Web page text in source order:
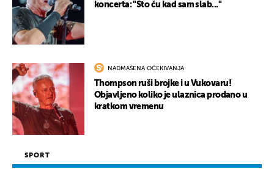
koncerta: "Što ću kad sam slab..."
NADMAŠENA OČEKIVANJA
Thompson ruši brojke i u Vukovaru!
Objavljeno koliko je ulaznica prodano u
kratkom vremenu
SPORT